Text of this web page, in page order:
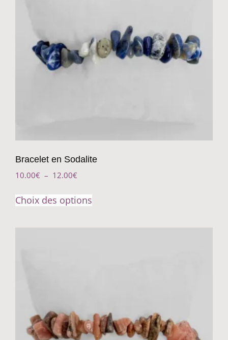
Bracelet en Sodalite
10.00€ – 12.00€
Choix des options